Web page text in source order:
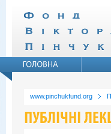
www.pinchukfund.org